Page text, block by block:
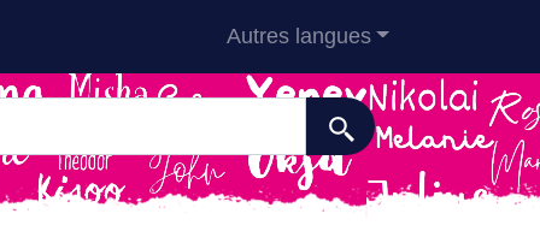
Autres langues